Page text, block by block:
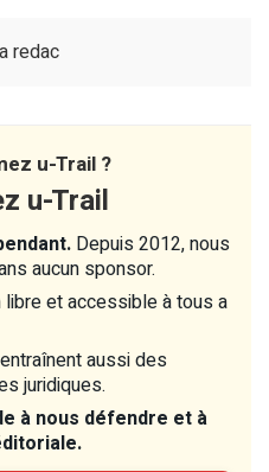
redac
u-Trail ?
u-Trail
Depuis 2012, nous
aucun sponsor.
et accessible à tous a
aussi des
juridiques.
à nous défendre et à